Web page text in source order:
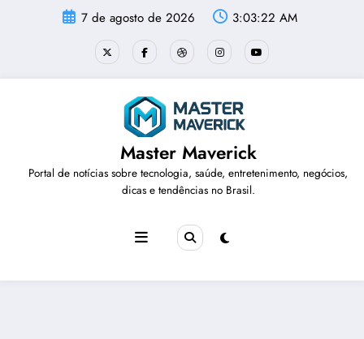
7 de agosto de 2026 3:03:23 AM
Master Maverick
Portal de notícias sobre tecnologia, saúde, entretenimento, negócios,
dicas e tendências no Brasil.